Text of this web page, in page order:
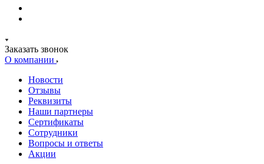
Заказать звонок
О компании
Новости
Отзывы
Реквизиты
Наши партнеры
Сертификаты
Сотрудники
Вопросы и ответы
Акции